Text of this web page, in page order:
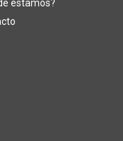
estamos?